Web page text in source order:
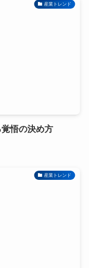
産業トレンド
悟の決め方
産業トレンド